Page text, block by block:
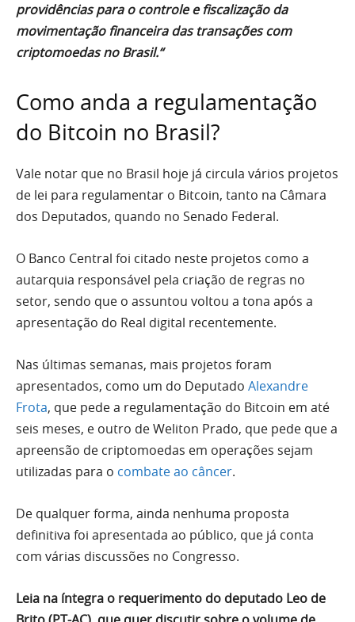
providências para o controle e fiscalização da
movimentação financeira das transações com
criptomoedas no Brasil.“
Como anda a regulamentação
do Bitcoin no Brasil?
Vale notar que no Brasil hoje já circula vários projetos
de lei para regulamentar o Bitcoin, tanto na Câmara
dos Deputados, quando no Senado Federal.
O Banco Central foi citado neste projetos como a
autarquia responsável pela criação de regras no
setor, sendo que o assuntou voltou a tona após a
apresentação do Real digital recentemente.
Nas últimas semanas, mais projetos foram
apresentados, como um do Deputado Alexandre
Frota, que pede a regulamentação do Bitcoin em até
seis meses, e outro de Weliton Prado, que pede que a
apreensão de criptomoedas em operações sejam
utilizadas para o combate ao câncer.
De qualquer forma, ainda nenhuma proposta
definitiva foi apresentada ao público, que já conta
com várias discussões no Congresso.
Leia na íntegra o requerimento do deputado Leo de